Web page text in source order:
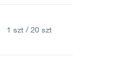
1 szt / 20 szt